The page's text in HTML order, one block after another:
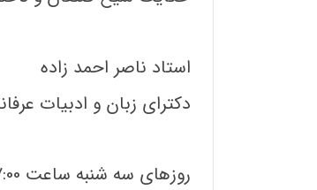
استاد ناصر احمد زاده
دکترای زبان و ادبیات
روزهای سه شنبه ساعت 17:00